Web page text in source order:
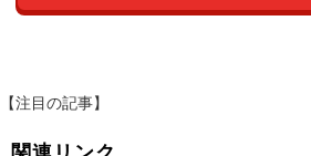
【注目の記事】
関連リンク